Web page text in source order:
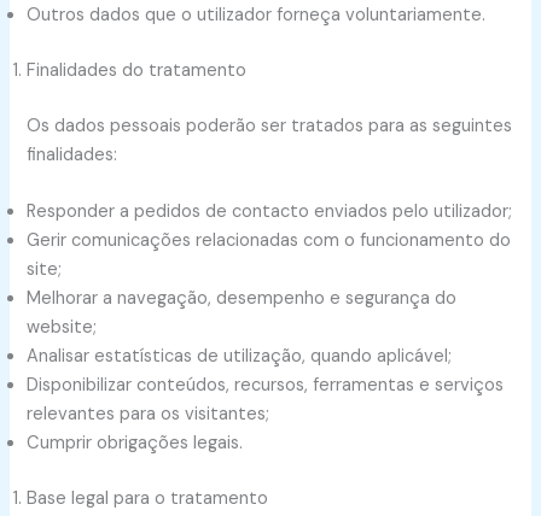
Outros dados que o utilizador forneça voluntariamente.
Finalidades do tratamento
Os dados pessoais poderão ser tratados para as seguintes
finalidades:
Responder a pedidos de contacto enviados pelo utilizador;
Gerir comunicações relacionadas com o funcionamento do
site;
Melhorar a navegação, desempenho e segurança do
website;
Analisar estatísticas de utilização, quando aplicável;
Disponibilizar conteúdos, recursos, ferramentas e serviços
relevantes para os visitantes;
Cumprir obrigações legais.
Base legal para o tratamento